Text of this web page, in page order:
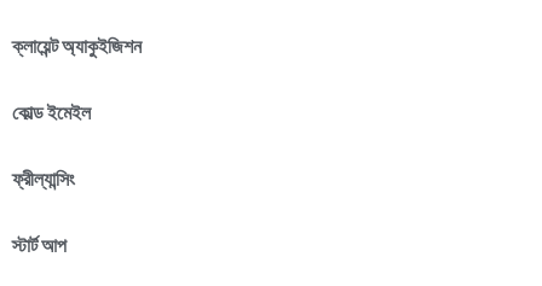
ক্লায়েন্ট অ্যাকুইজিশন
কোল্ড ইমেইল
ফ্রীল্যান্সিং
স্টার্ট আপ